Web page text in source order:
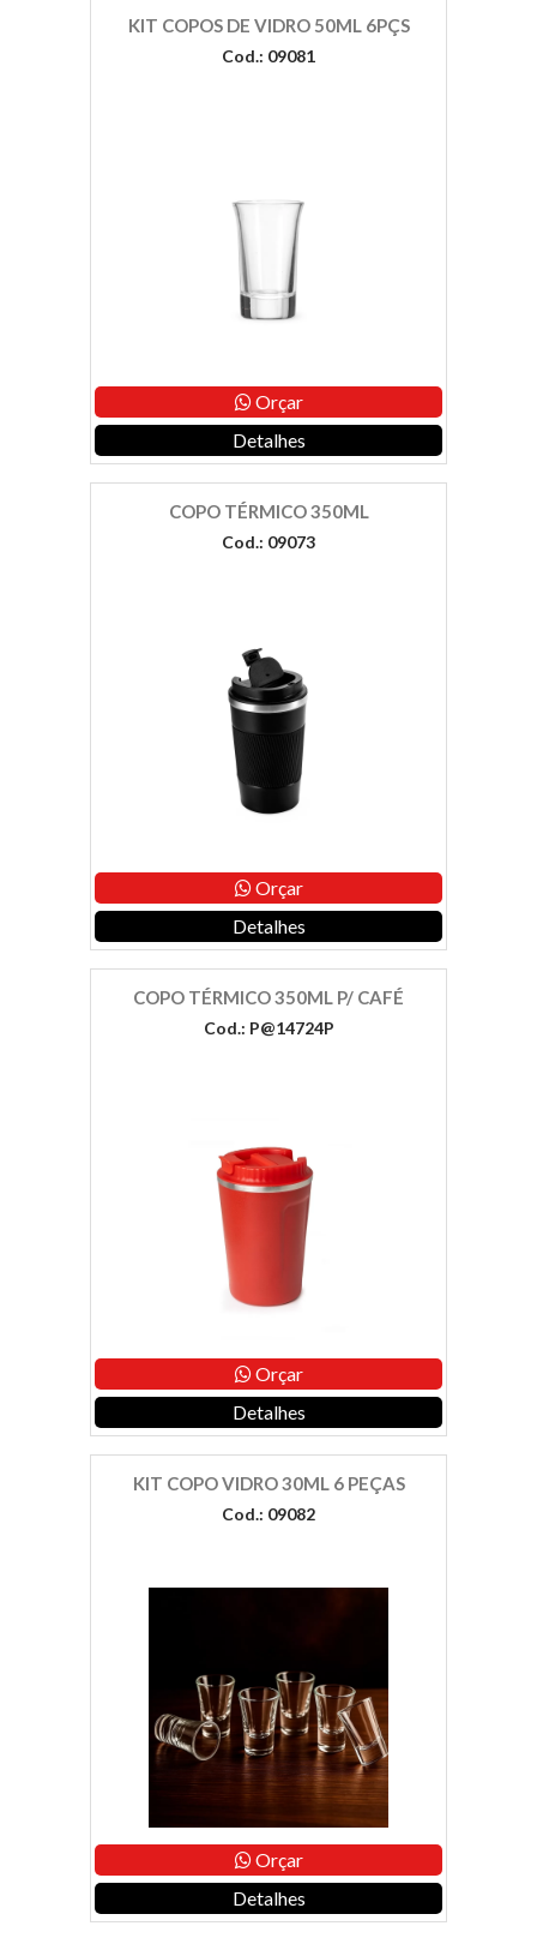
KIT COPOS DE VIDRO 50ML 6PÇS
Cod.: 09081
Orçar
Detalhes
COPO TÉRMICO 350ML
Cod.: 09073
Orçar
Detalhes
COPO TÉRMICO 350ML P/ CAFÉ
Cod.: P@14724P
Orçar
Detalhes
KIT COPO VIDRO 30ML 6 PEÇAS
Cod.: 09082
Orçar
Detalhes